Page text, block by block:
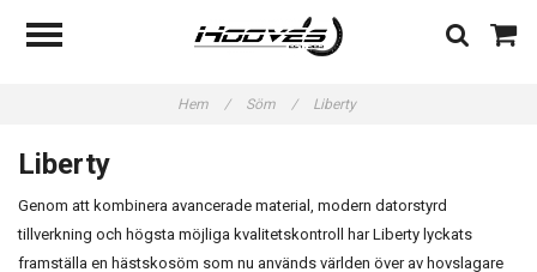
Hem / Söm / Liberty
Liberty
Genom att kombinera avancerade material, modern datorstyrd
tillverkning och högsta möjliga kvalitetskontroll har Liberty lyckats
framställa en hästskosöm som nu används världen över av hovslagare